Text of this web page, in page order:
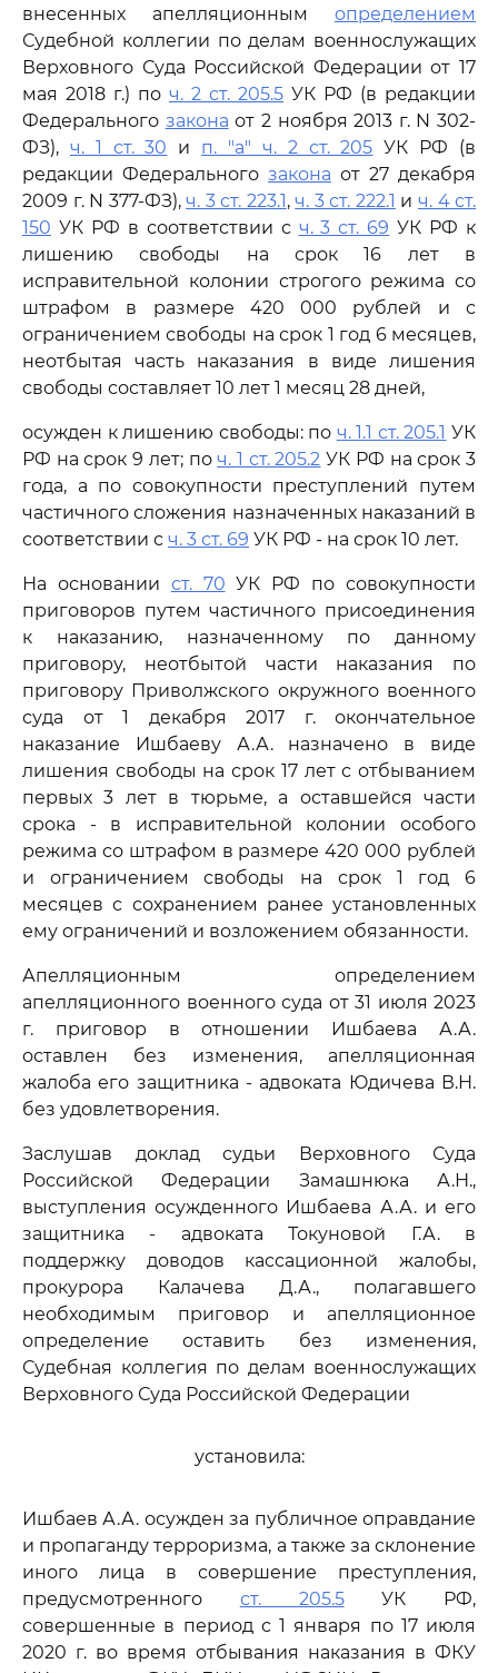
внесенных апелляционным определением
Судебной коллегии по делам военнослужащих
Верховного Суда Российской Федерации от 17
мая 2018 г.) по ч. 2 ст. 205.5 УК РФ (в редакции
Федерального закона от 2 ноября 2013 г. N 302-
ФЗ), ч. 1 ст. 30 и п. "а" ч. 2 ст. 205 УК РФ (в
редакции Федерального закона от 27 декабря
2009 г. N 377-ФЗ),ч. 3 ст. 223.1,ч. 3 ст. 222.1 и ч. 4 ст.
150 УК РФ в соответствии с ч. 3 ст. 69 УК РФ к
лишению свободы на срок 16 лет в
исправительной колонии строгого режима со
штрафом в размере 420 000 рублей и с
ограничением свободы на срок 1 год 6 месяцев,
неотбытая часть наказания в виде лишения
свободы составляет 10 лет 1 месяц 28 дней,
осужден к лишению свободы: по ч. 1.1 ст. 205.1 УК
РФ на срок 9 лет; поч. 1 ст. 205.2 УК РФ на срок 3
года, а по совокупности преступлений путем
частичного сложения назначенных наказаний в
соответствии с ч. 3 ст. 69 УК РФ - на срок 10 лет.
На основании ст. 70 УК РФ по совокупности
приговоров путем частичного присоединения
к наказанию, назначенному по данному
приговору, неотбытой части наказания по
приговору Приволжского окружного военного
суда от 1 декабря 2017 г. окончательное
наказание Ишбаеву А.А. назначено в виде
лишения свободы на срок 17 лет с отбыванием
первых 3 лет в тюрьме, а оставшейся части
срока - в исправительной колонии особого
режима со штрафом в размере 420 000 рублей
и ограничением свободы на срок 1 год 6
месяцев с сохранением ранее установленных
ему ограничений и возложением обязанности.
Апелляционным определением
апелляционного военного суда от 31 июля 2023
г. приговор в отношении Ишбаева А.А.
оставлен без изменения, апелляционная
жалоба его защитника - адвоката Юдичева В.Н.
без удовлетворения.
Заслушав доклад судьи Верховного Суда
Российской Федерации Замашнюка А.Н.,
выступления осужденного Ишбаева А.А. и его
защитника - адвоката Токуновой Г.А. в
поддержку доводов кассационной жалобы,
прокурора Калачева Д.А., полагавшего
необходимым приговор и апелляционное
определение оставить без изменения,
Судебная коллегия по делам военнослужащих
Верховного Суда Российской Федерации
установила:
Ишбаев А.А. осужден за публичное оправдание
и пропаганду терроризма, а также за склонение
иного лица в совершение преступления,
предусмотренного ст. 205.5УК РФ,
совершенные в период с 1 января по 17 июля
2020 г. во время отбывания наказания в ФКУ